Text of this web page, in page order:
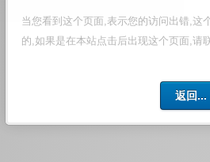
当您看到这个页面,表示您的访问出错,这
的,如果是在本站点击后出现这个页面,请
返回...